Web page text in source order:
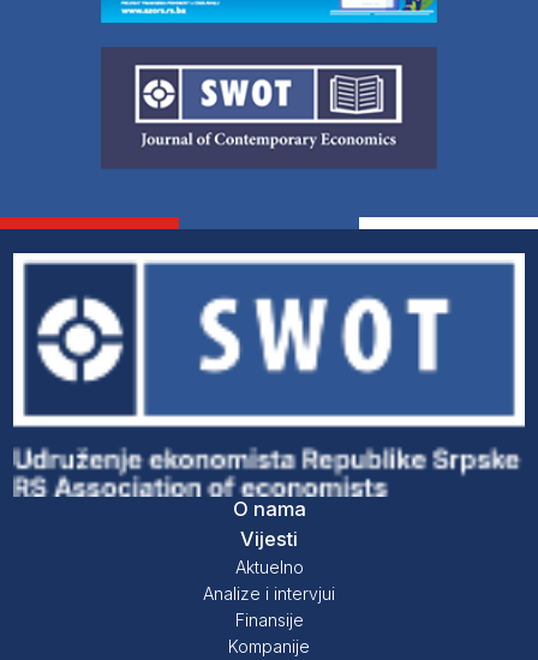
O nama
Vijesti
Aktuelno
Analize i intervjui
Finansije
Kompanije